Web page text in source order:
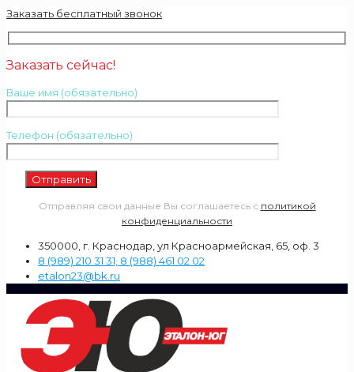
Заказать бесплатный звонок
Заказать сейчас!
Ваше имя (обязательно)
Телефон (обязательно)
Отправляя свои данные Вы соглашаетесь с политикой
конфиденциальности
350000, г. Краснодар, ул Красноармейская, 65, оф. 3
8 (989) 210 31 31, 8 (988) 461 02 02
etalon23@bk.ru